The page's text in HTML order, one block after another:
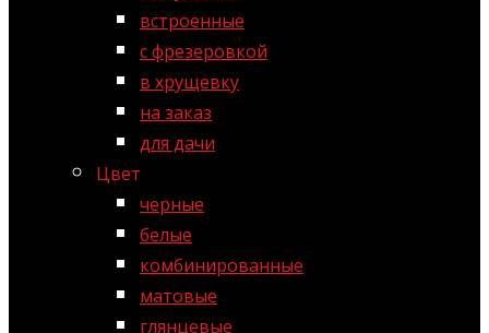
встроенные
с фрезеровкой
в хрущевку
на заказ
для дачи
Цвет
черные
белые
комбинированные
матовые
глянцевые